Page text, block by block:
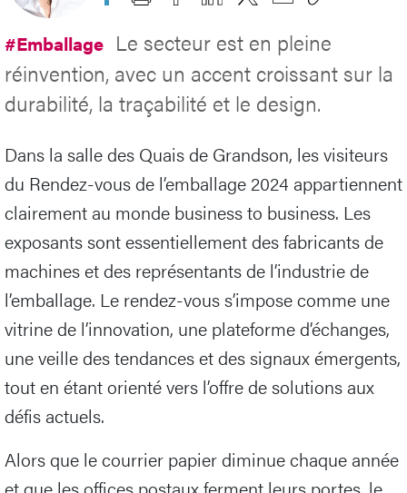
#Emballage Le secteur est en pleine
réinvention, avec un accent croissant sur la
durabilité, la traçabilité et le design.
Dans la salle des Quais de Grandson, les visiteurs
du Rendez-vous de l’emballage 2024 appartiennent
clairement au monde business to business. Les
exposants sont essentiellement des fabricants de
machines et des représentants de l’industrie de
l’emballage. Le rendez-vous s’impose comme une
vitrine de l’innovation, une plateforme d’échanges,
une veille des tendances et des signaux émergents,
tout en étant orienté vers l’offre de solutions aux
défis actuels.
Alors que le courrier papier diminue chaque année